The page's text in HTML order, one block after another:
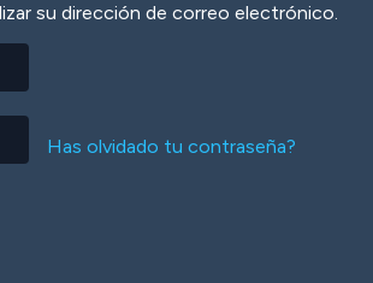
su dirección de correo electrónico.
Has olvidado tu contraseña?